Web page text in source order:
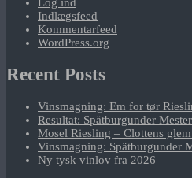
Log ind
Indlægsfeed
Kommentarfeed
WordPress.org
Recent Posts
Vinsmagning: Em for tør
Resultat: Spätburgunder
Mosel Riesling – Clottens
Vinsmagning: Spätburgunder
Ny tysk vinlov fra 2026